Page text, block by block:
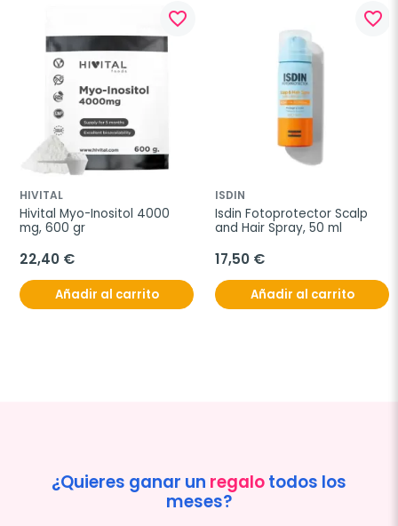
favorite_border
HIVITAL
Hivital Myo-Inositol 4000
mg, 600 gr
22,40 €
Añadir al carrito
favorite_border
ISDIN
Isdin Fotoprotector Scalp
and Hair Spray, 50 ml
17,50 €
Añadir al carrito
¿Quieres ganar un regalotodos los
meses?